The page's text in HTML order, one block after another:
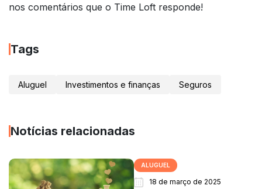
nos comentários que o Time Loft responde!
Tags
Aluguel Investimentos e finanças Seguros
Notícias relacionadas
ALUGUEL
18 de março de 2025